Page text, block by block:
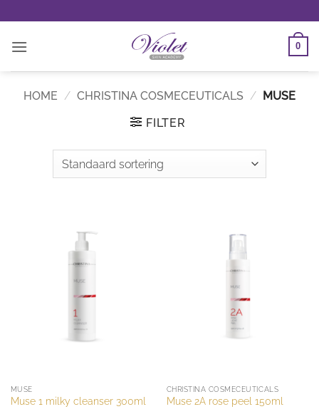
naar
inhoud
0
HOME / CHRISTINA COSMECEUTICALS / MUSE
FILTER
MUSE
Muse 1 milky cleanser 300ml
CHRISTINA COSMECEUTICALS
Muse 2A rose peel 150ml